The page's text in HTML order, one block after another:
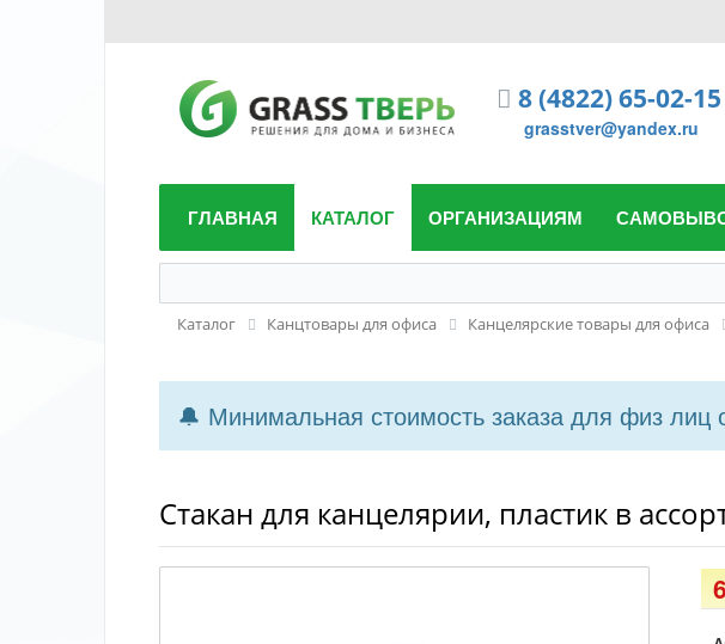
8 (4822) 65-02-15
grasstver@yandex.ru
ГЛАВНАЯ КАТАЛОГ ОРГАНИЗАЦИЯМ
Каталог Канцтовары для офиса Канцелярские товары для офиса
🔔 Минимальная стоимость заказа для физ
Стакан для канцелярии, пластик в